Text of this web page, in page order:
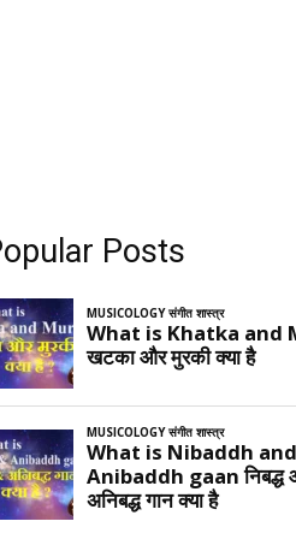
Posts